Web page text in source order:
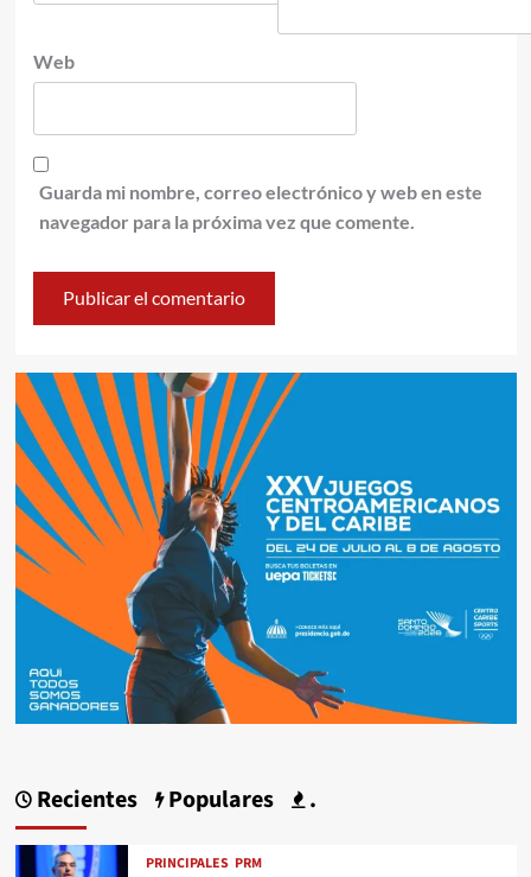
Web
Guarda mi nombre, correo electrónico y web en este
navegador para la próxima vez que comente.
Recientes Populares .
PRINCIPALES PRM